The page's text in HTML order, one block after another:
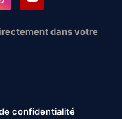
dans votre
confidentialité